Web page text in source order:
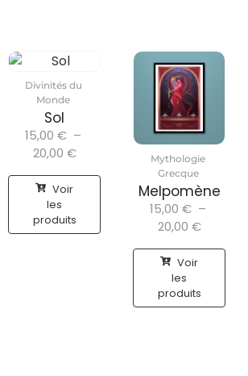
Divinités du
Monde
Sol
15,00 € –
20,00 €
Voir
les
produits
Mythologie
Grecque
Melpomène
15,00 € –
20,00 €
Voir
les
produits